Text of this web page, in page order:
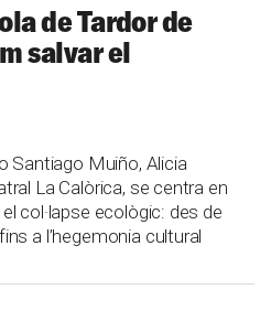
de Tardor de
salvar el
Santiago Muiño, Alicia
La Calòrica, se centra en
col·lapse ecològic: des de
a l’hegemonia cultural